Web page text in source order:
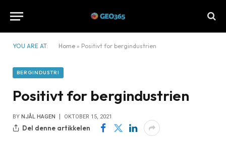
YOU ARE AT: Home » Positivt for bergindustrien
BERGINDUSTRI
Positivt for bergindustrien
BY NJÅL HAGEN OKTOBER 15, 2021
Del denne artikkelen